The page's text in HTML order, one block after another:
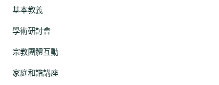
基本教義
學術研討會
宗教團體互動
家庭和諧講座